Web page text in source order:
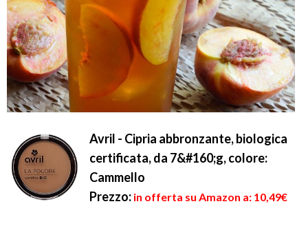
Avril - Cipria abbronzante, biologica
certificata, da 7&#160;g, colore:
Cammello
Prezzo: in offerta su Amazon a: 10,49€